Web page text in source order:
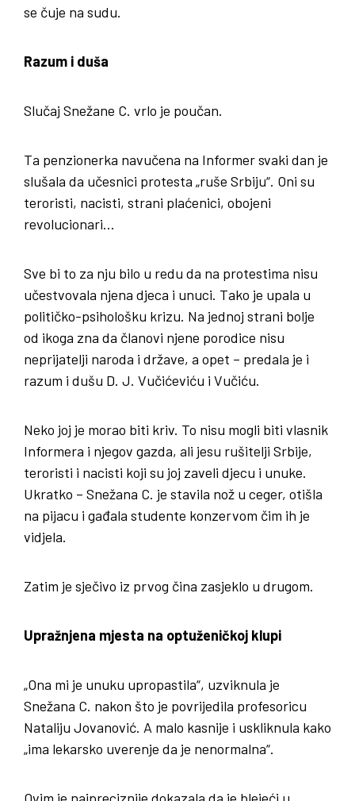
se čuje na sudu.
Razum i duša
Slučaj Snežane C. vrlo je poučan.
Ta penzionerka navučena na Informer svaki dan je
slušala da učesnici protesta „ruše Srbiju“. Oni su
teroristi, nacisti, strani plaćenici, obojeni
revolucionari…
Sve bi to za nju bilo u redu da na protestima nisu
učestvovala njena djeca i unuci. Tako je upala u
političko-psihološku krizu. Na jednoj strani bolje
od ikoga zna da članovi njene porodice nisu
neprijatelji naroda i države, a opet – predala je i
razum i dušu D. J. Vučićeviću i Vučiću.
Neko joj je morao biti kriv. To nisu mogli biti vlasnik
Informera i njegov gazda, ali jesu rušitelji Srbije,
teroristi i nacisti koji su joj zaveli djecu i unuke.
Ukratko – Snežana C. je stavila nož u ceger, otišla
na pijacu i gađala studente konzervom čim ih je
vidjela.
Zatim je sječivo iz prvog čina zasjeklo u drugom.
Upražnjena mjesta na optuženičkoj klupi
„Ona mi je unuku upropastila“, uzviknula je
Snežana C. nakon što je povrijedila profesoricu
Nataliju Jovanović. A malo kasnije i uskliknula kako
„ima lekarsko uverenje da je nenormalna“.
Ovim je najpreciznije dokazala da je blejeći u